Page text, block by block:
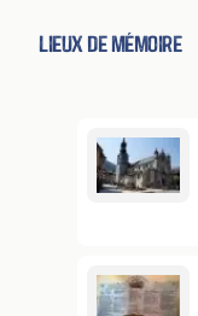
Lieux de Mémoire